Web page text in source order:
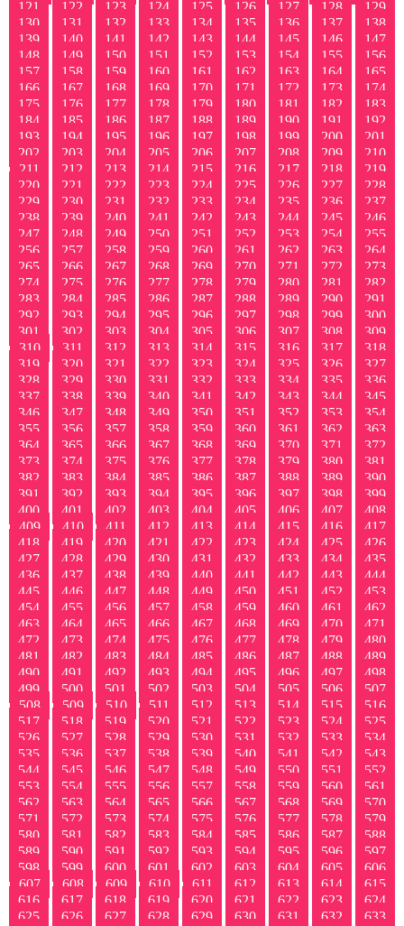
121
122 123 124 125 126 127 128
129
130
131 132 133 134 135 136 137
138
139
140 141 142 143 144 145 146
147
148
149 150 151 152 153 154 155
156
157
158 159 160 161 162 163 164
165
166
167 168 169 170 171 172 173
174
175
176 177 178 179 180 181 182
183
184
185 186 187 188 189 190 191
192
193
194 195 196 197 198 199 200
201
202
203 204 205 206 207 208 209
210
211
212 213 214 215 216 217 218
219
220
221 222 223 224 225 226 227
228
229
230 231 232 233 234 235 236
237
238
239 240 241 242 243 244 245
246
247
248 249 250 251 252 253 254
255
256
257 258 259 260 261 262 263
264
265
266 267 268 269 270 271 272
273
274
275 276 277 278 279 280 281
282
283
284 285 286 287 288 289 290
291
292
293 294 295 296 297 298 299
300
301
302 303 304 305 306 307 308
309
310
311 312 313 314 315 316 317
318
319
320 321 322 323 324 325 326
327
328
329 330 331 332 333 334 335
336
337
338 339 340 341 342 343 344
345
346
347 348 349 350 351 352 353
354
355
356 357 358 359 360 361 362
363
364
365 366 367 368 369 370 371
372
373
374 375 376 377 378 379 380
381
382
383 384 385 386 387 388 389
390
391
392 393 394 395 396 397 398
399
400
401 402 403 404 405 406 407
408
409
410 411 412 413 414 415 416
417
418
419 420 421 422 423 424 425
426
427
428 429 430 431 432 433 434
435
436
437 438 439 440 441 442 443
444
445
446 447 448 449 450 451 452
453
454
455 456 457 458 459 460 461
462
463
464 465 466 467 468 469 470
471
472
473 474 475 476 477 478 479
480
481
482 483 484 485 486 487 488
489
490
491 492 493 494 495 496 497
498
499
500 501 502 503 504 505 506
507
508
509 510 511 512 513 514 515
516
517
518 519 520 521 522 523 524
525
526
527 528 529 530 531 532 533
534
535
536 537 538 539 540 541 542
543
544
545 546 547 548 549 550 551
552
553
554 555 556 557 558 559 560
561
562
563 564 565 566 567 568 569
570
571
572 573 574 575 576 577 578
579
580
581 582 583 584 585 586 587
588
589
590 591 592 593 594 595 596
597
598
599 600 601 602 603 604 605
606
607
608 609 610 611 612 613 614
615
616
617 618 619 620 621 622 623
624
625
626 627 628 629 630 631 632
633